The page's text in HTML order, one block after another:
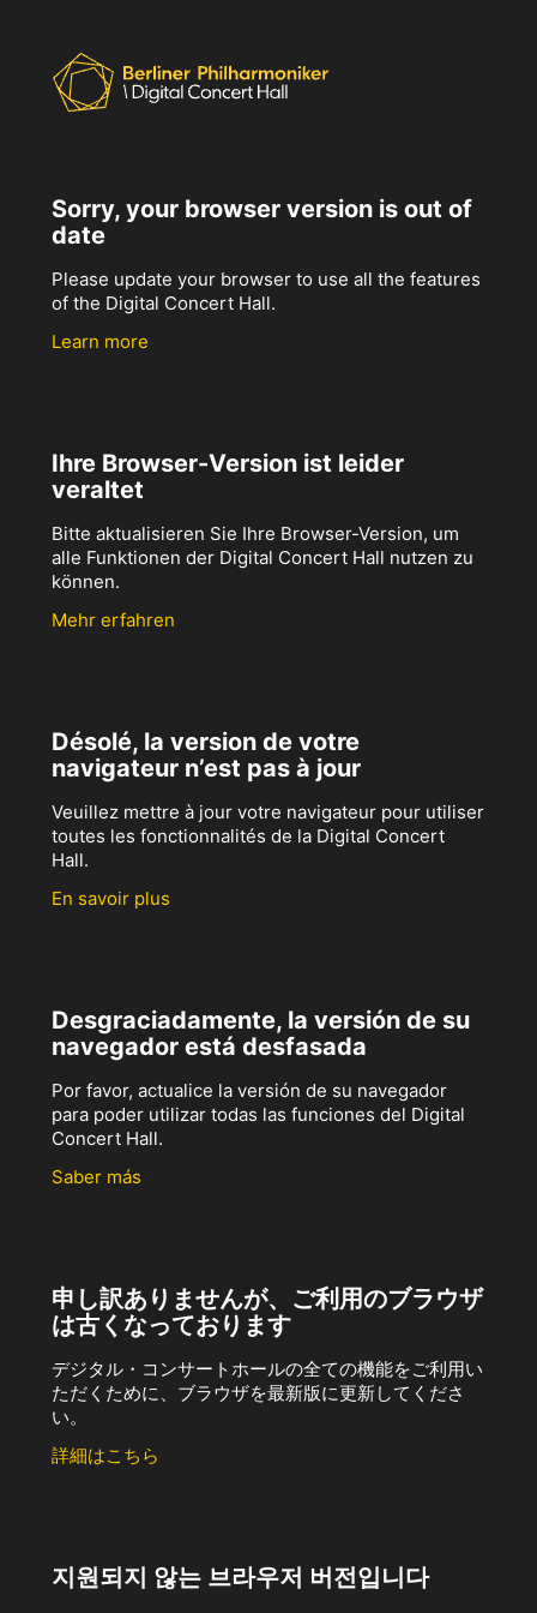
Sorry, your browser version is out of
date
Please update your browser to use all the features
of the Digital Concert Hall.
Learn more
Ihre Browser-Version ist leider
veraltet
Bitte aktualisieren Sie Ihre Browser-Version, um
alle Funktionen der Digital Concert Hall nutzen zu
können.
Mehr erfahren
Désolé, la version de votre
navigateur n’est pas à jour
Veuillez mettre à jour votre navigateur pour utiliser
toutes les fonctionnalités de la Digital Concert
Hall.
En savoir plus
Desgraciadamente, la versión de su
navegador está desfasada
Por favor, actualice la versión de su navegador
para poder utilizar todas las funciones del Digital
Concert Hall.
Saber más
申し訳ありませんが、ご利用のブラウザ
は古くなっております
デジタル・コンサートホールの全ての機能をご利用い
ただくために、ブラウザを最新版に更新してくださ
い。
詳細はこちら
지원되지 않는 브라우저 버전입니다